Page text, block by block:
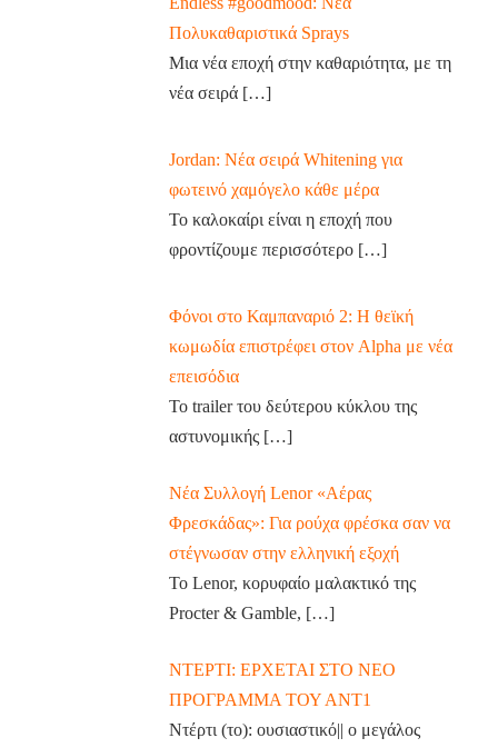
Πολυκαθαριστικά Sprays
Μια νέα εποχή στην καθαριότητα, με τη
νέα σειρά […]
Jordan: Νέα σειρά Whitening για
φωτεινό χαμόγελο κάθε μέρα
Το καλοκαίρι είναι η εποχή που
φροντίζουμε περισσότερο […]
Φόνοι στο Καμπαναριό 2: Η θεϊκή
κωμωδία επιστρέφει στον Alpha με νέα
επεισόδια
Το trailer του δεύτερου κύκλου της
αστυνομικής […]
Νέα Συλλογή Lenor «Αέρας
Φρεσκάδας»: Για ρούχα φρέσκα σαν να
στέγνωσαν στην ελληνική εξοχή
Το Lenor, κορυφαίο μαλακτικό της
Procter & Gamble, […]
ΝΤΕΡΤΙ: ΕΡΧΕΤΑΙ ΣΤΟ ΝΕΟ
ΠΡΟΓΡΑΜΜΑ ΤΟΥ ΑΝΤ1
Ντέρτι (το): ουσιαστικό|| ο μεγάλος